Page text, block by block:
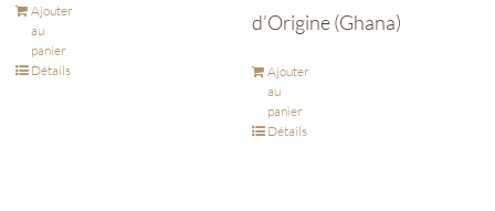
Ajouter
au
panier
Détails
d’Origine (Ghana)
Ajouter
au
panier
Détails